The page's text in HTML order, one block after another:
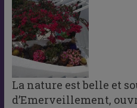
La nature est belle et
d’Emerveillement,